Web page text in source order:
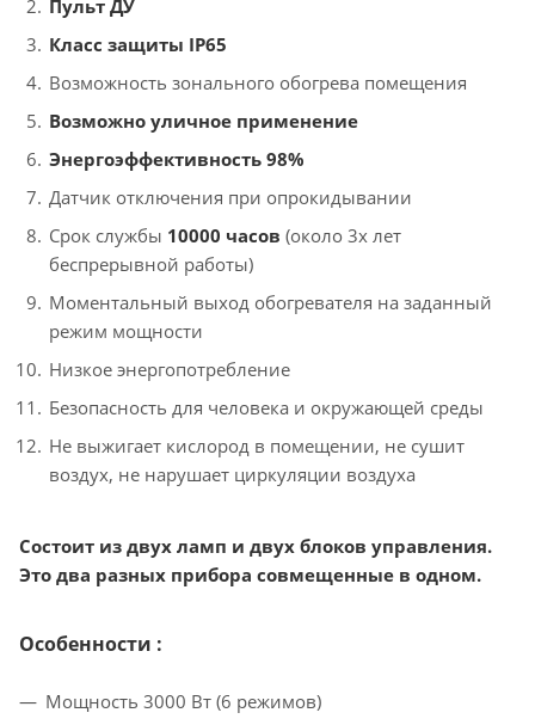
Пульт ДУ
Класс защиты IP65
Возможность зонального обогрева помещения
Возможно уличное применение
Энергоэффективность 98%
Датчик отключения при опрокидывании
Срок службы 10000 часов (около 3х лет
беспрерывной работы)
Моментальный выход обогревателя на заданный
режим мощности
Низкое энергопотребление
Безопасность для человека и окружающей среды
Не выжигает кислород в помещении, не сушит
воздух, не нарушает циркуляции воздуха
Состоит из двух ламп и двух блоков управления.
Это два разных прибора совмещенные в одном.
Особенности :
Мощность 3000 Вт (6 режимов)